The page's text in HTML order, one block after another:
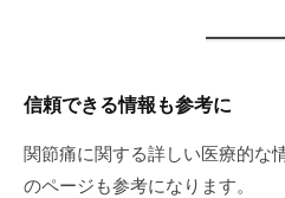
信頼できる情報も参考に
関節痛に関する詳しい医療的な
のページも参考になります。